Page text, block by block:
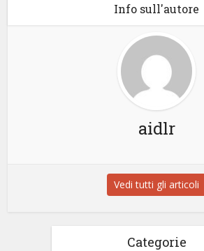
Info sull'autore
aidlr
Vedi tutti gli articoli
Categorie